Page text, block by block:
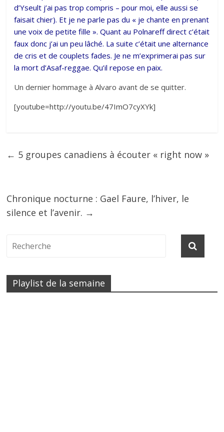
d’Yseult j’ai pas trop compris – pour moi, elle aussi se
faisait chier). Et je ne parle pas du « je chante en prenant
une voix de petite fille ». Quant au Polnareff direct c’était
faux donc j’ai un peu lâché. La suite c’était une alternance
de cris et de couplets fades. Je ne m’exprimerai pas sur
la mort d’Asaf-reggae. Qu’il repose en paix.
Un dernier hommage à Alvaro avant de se quitter.
[youtube=http://youtu.be/47ImO7cyXYk]
← 5 groupes canadiens à écouter « right now »
Chronique nocturne : Gael Faure, l’hiver, le
silence et l’avenir. →
Playlist de la semaine